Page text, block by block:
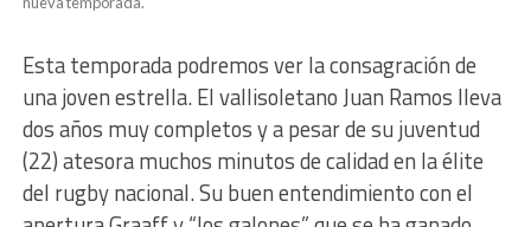
Esta temporada podremos ver la consagración de
una joven estrella. El vallisoletano Juan Ramos lleva
dos años muy completos y a pesar de su juventud
(22) atesora muchos minutos de calidad en la élite
del rugby nacional. Su buen entendimiento con el